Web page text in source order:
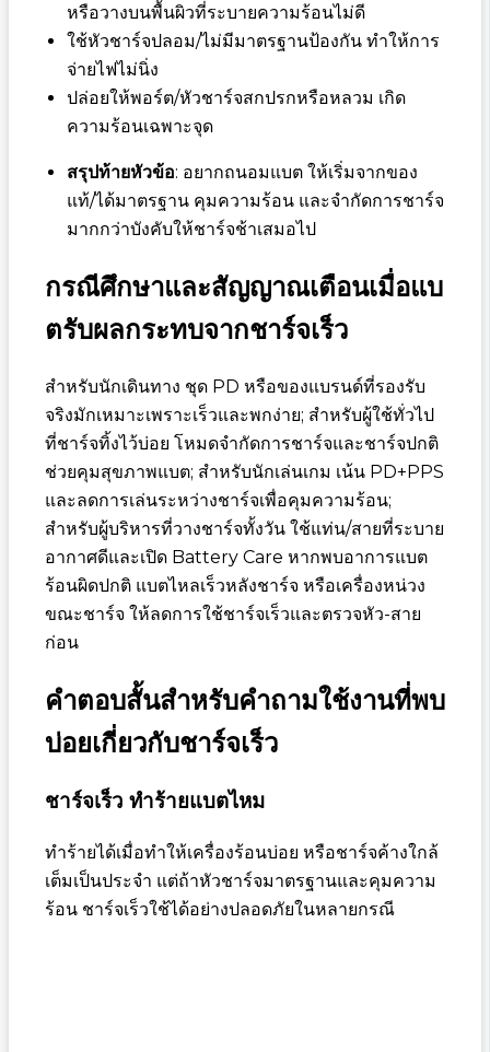
หรือวางบนพื้นผิวที่ระบายความร้อนไม่ดี
ใช้หัวชาร์จปลอม/ไม่มีมาตรฐานป้องกัน ทำให้การ
จ่ายไฟไม่นิ่ง
ปล่อยให้พอร์ต/หัวชาร์จสกปรกหรือหลวม เกิด
ความร้อนเฉพาะจุด
สรุปท้ายหัวข้อ: อยากถนอมแบต ให้เริ่มจากของ
แท้/ได้มาตรฐาน คุมความร้อน และจำกัดการชาร์จ
มากกว่าบังคับให้ชาร์จช้าเสมอไป
กรณีศึกษาและสัญญาณเตือนเมื่อแบ
ตรับผลกระทบจากชาร์จเร็ว
สำหรับนักเดินทาง ชุด PD หรือของแบรนด์ที่รองรับ
จริงมักเหมาะเพราะเร็วและพกง่าย; สำหรับผู้ใช้ทั่วไป
ที่ชาร์จทิ้งไว้บ่อย โหมดจำกัดการชาร์จและชาร์จปกติ
ช่วยคุมสุขภาพแบต; สำหรับนักเล่นเกม เน้น PD+PPS
และลดการเล่นระหว่างชาร์จเพื่อคุมความร้อน;
สำหรับผู้บริหารที่วางชาร์จทั้งวัน ใช้แท่น/สายที่ระบาย
อากาศดีและเปิด Battery Care หากพบอาการแบต
ร้อนผิดปกติ แบตไหลเร็วหลังชาร์จ หรือเครื่องหน่วง
ขณะชาร์จ ให้ลดการใช้ชาร์จเร็วและตรวจหัว-สาย
ก่อน
คำตอบสั้นสำหรับคำถามใช้งานที่พบ
บ่อยเกี่ยวกับชาร์จเร็ว
ชาร์จเร็ว ทำร้ายแบตไหม
ทำร้ายได้เมื่อทำให้เครื่องร้อนบ่อย หรือชาร์จค้างใกล้
เต็มเป็นประจำ แต่ถ้าหัวชาร์จมาตรฐานและคุมความ
ร้อน ชาร์จเร็วใช้ได้อย่างปลอดภัยในหลายกรณี